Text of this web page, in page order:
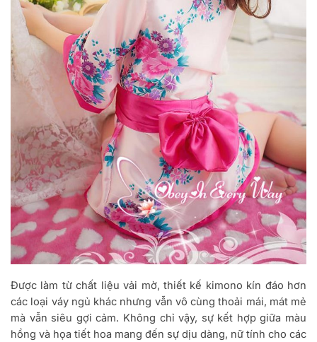
Được làm từ chất liệu vải mờ, thiết kế kimono kín đáo hơn
các loại váy ngủ khác nhưng vẫn vô cùng thoải mái, mát mẻ
mà vẫn siêu gợi cảm. Không chỉ vậy, sự kết hợp giữa màu
hồng và họa tiết hoa mang đến sự dịu dàng, nữ tính cho các